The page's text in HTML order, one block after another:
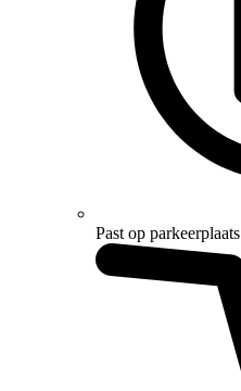
Past op parkeerplaats